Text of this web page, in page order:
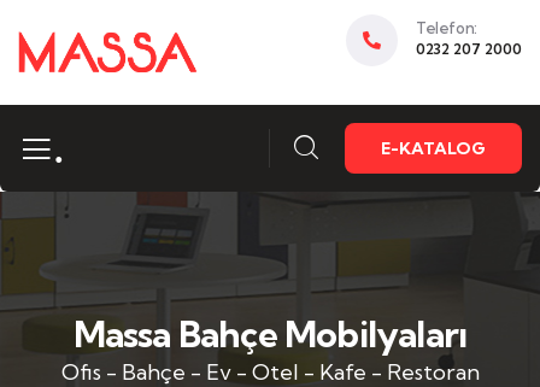
Telefon:
0232 207 2000
. E-KATALOG
Massa Bahçe Mobilyaları
Ofis - Bahçe - Ev - Otel - Kafe - Restoran